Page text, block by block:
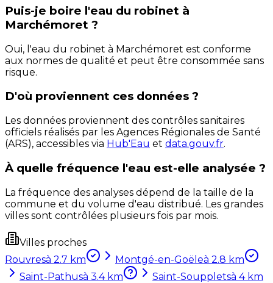
Puis-je boire l'eau du robinet à
Marchémoret ?
Oui, l'eau du robinet à Marchémoret est conforme
aux normes de qualité et peut être consommée sans
risque.
D'où proviennent ces données ?
Les données proviennent des contrôles sanitaires
officiels réalisés par les Agences Régionales de Santé
(ARS), accessibles via Hub'Eau et data.gouv.fr.
À quelle fréquence l'eau est-elle analysée ?
La fréquence des analyses dépend de la taille de la
commune et du volume d'eau distribué. Les grandes
villes sont contrôlées plusieurs fois par mois.
Villes proches
Rouvresà 2.7 km Montgé-en-Goëleà 2.8 km
Saint-Pathusà 3.4km Saint-Souppletsà 4km